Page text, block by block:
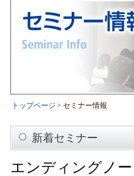
トップページ > セミナー情報
新着セミナー
エンディングノ